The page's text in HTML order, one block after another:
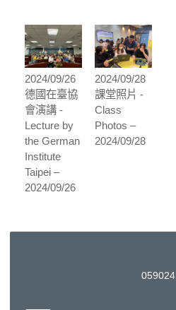
2024/09/26
德國在臺協
會演講 -
Lecture by
the German
Institute
Taipei –
2024/09/26
2024/09/28
課堂照片 -
Class
Photos –
2024/09/28
059024